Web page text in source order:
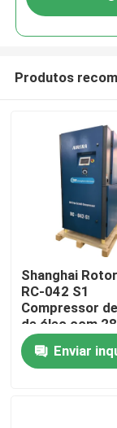
Casa
Produtos
Shanghai
RC-042 S1
Compressor
de óleo com
de velocidade
motorEnviar